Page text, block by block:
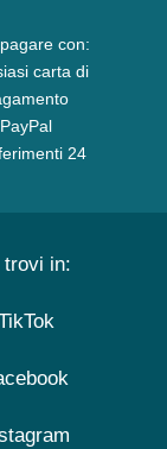
con:
carta di
PayPal
24
trovi in: